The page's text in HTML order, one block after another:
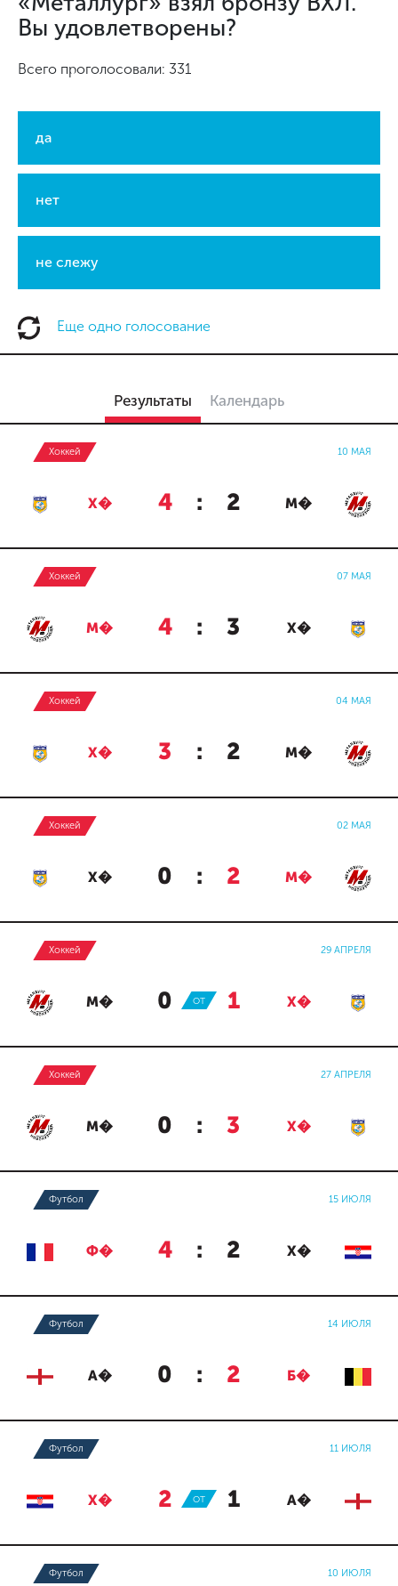
Вы удовлетворены?
Всего проголосовали: 331
да
нет
не слежу
Еще одно голосование
Результаты Календарь
Хоккей 10 МАЯ
Х� 4 : 2 М�
Хоккей 07 МАЯ
М� 4 : 3 Х�
Хоккей 04 МАЯ
Х� 3 : 2 М�
Хоккей 02 МАЯ
Х� 0 : 2 М�
Хоккей 29 АПРЕЛЯ
М� 0 : 1 Х�
ОТ
Хоккей 27 АПРЕЛЯ
М� 0 : 3 Х�
Футбол 15 ИЮЛЯ
Ф� 4 : 2 Х�
Футбол 14 ИЮЛЯ
А� 0 : 2 Б�
Футбол 11 ИЮЛЯ
Х� 2 : 1 А�
ОТ
Футбол 10 ИЮЛЯ